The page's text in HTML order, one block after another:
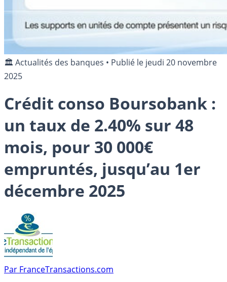
🏛️ Actualités des banques • Publié le jeudi 20 novembre
2025
Crédit conso Boursobank :
un taux de 2.40% sur 48
mois, pour 30 000€
empruntés, jusqu’au 1er
décembre 2025
Par FranceTransactions.com